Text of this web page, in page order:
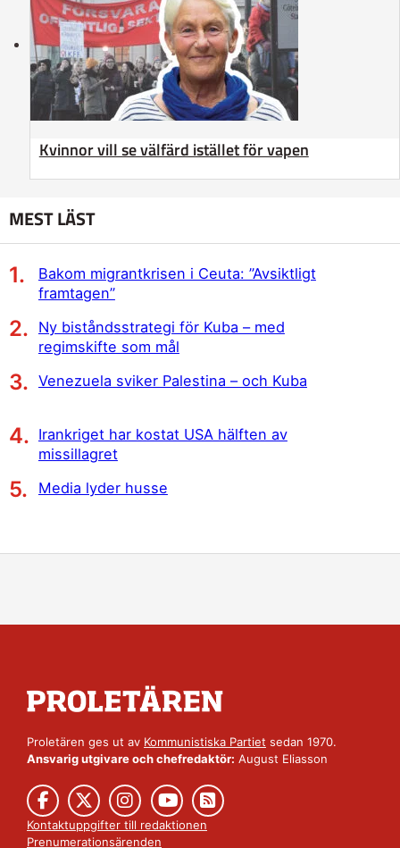
Kvinnor vill se välfärd istället för vapen
MEST LÄST
Bakom migrantkrisen i Ceuta: ”Avsiktligt
framtagen”
Ny biståndsstrategi för Kuba – med
regimskifte som mål
Venezuela sviker Palestina – och Kuba
Irankriget har kostat USA hälften av
missillagret
Media lyder husse
Proletären ges ut av Kommunistiska Partiet sedan 1970.
Ansvarig utgivare och chefredaktör: August Eliasson
Kontaktuppgifter till redaktionen
Prenumerationsärenden